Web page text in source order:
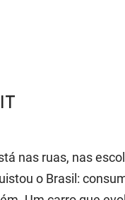
nas ruas, nas
o Brasil: